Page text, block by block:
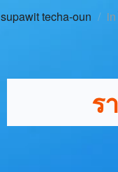
supawit techa-oun in
ร